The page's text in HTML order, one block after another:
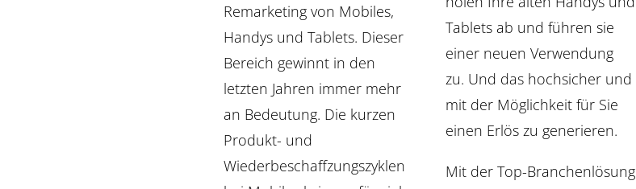
Remarketing von Mobiles,
Handys und Tablets. Dieser
Bereich gewinnt in den
letzten Jahren immer mehr
an Bedeutung. Die kurzen
Produkt- und
Wiederbeschaffzungszyklen
Tablets ab und führen sie
einer neuen Verwendung
zu. Und das hochsicher und
mit der Möglichkeit für Sie
einen Erlös zu generieren.
Mit der Top-Branchenlösung